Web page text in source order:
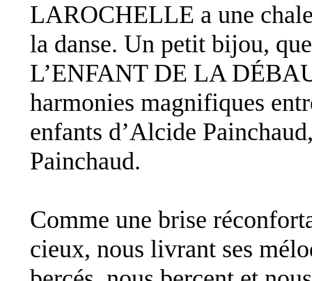
LAROCHELLE a une
la danse. Un petit bijou,
L’ENFANT DE LA
harmonies magnifiques
enfants d’Alcide
Painchaud.
Comme une brise
cieux, nous livrant ses